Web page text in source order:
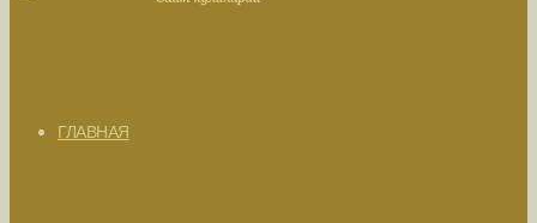
ГЛАВНАЯ